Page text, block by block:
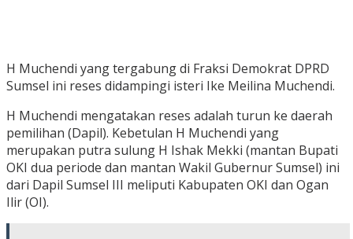
H Muchendi yang tergabung di Fraksi Demokrat DPRD
Sumsel ini reses didampingi isteri Ike Meilina Muchendi.
H Muchendi mengatakan reses adalah turun ke daerah
pemilihan (Dapil). Kebetulan H Muchendi yang
merupakan putra sulung H Ishak Mekki (mantan Bupati
OKI dua periode dan mantan Wakil Gubernur Sumsel) ini
dari Dapil Sumsel III meliputi Kabupaten OKI dan Ogan
Ilir (OI).